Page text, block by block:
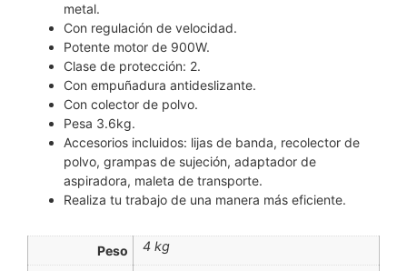
metal.
Con regulación de velocidad.
Potente motor de 900W.
Clase de protección: 2.
Con empuñadura antideslizante.
Con colector de polvo.
Pesa 3.6kg.
Accesorios incluidos: lijas de banda, recolector de
polvo, grampas de sujeción, adaptador de
aspiradora, maleta de transporte.
Realiza tu trabajo de una manera más eficiente.
Peso 4 kg